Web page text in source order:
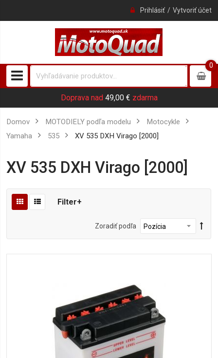
Prihlásiť Vytvoriť účet
0
0item
Doprava nad 49,00 € zdarma
Domov MOTODIELY podľa modelu
Motocykle
Yamaha
535 XV 535 DXH Virago [2000]
XV 535 DXH Virago [2000]
Filter+
Zoradiť podľa